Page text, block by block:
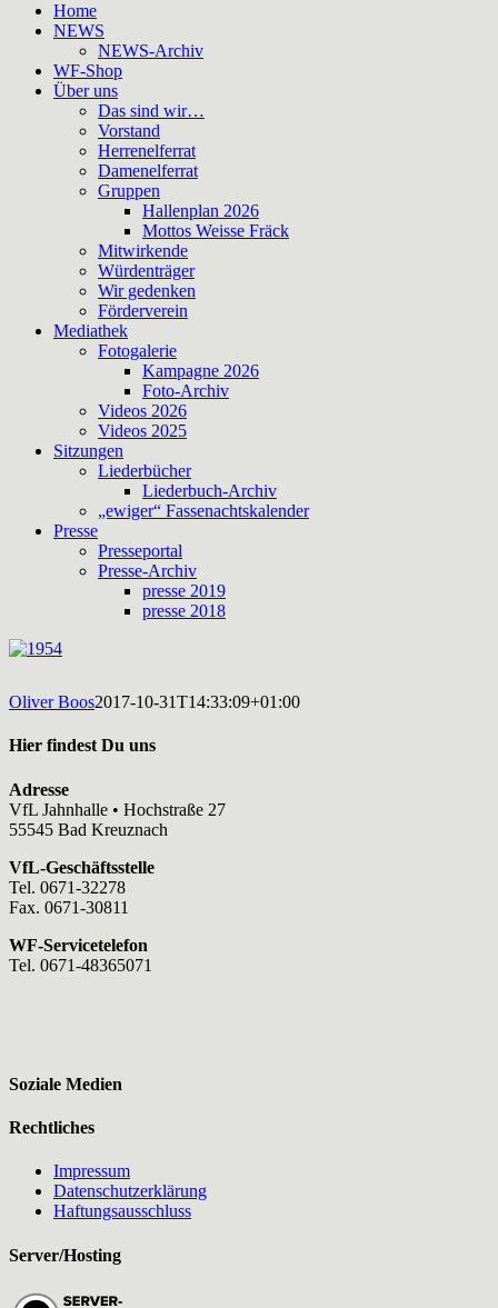
Home
NEWS
NEWS-Archiv
WF-Shop
Über uns
Das sind wir…
Vorstand
Herrenelferrat
Damenelferrat
Gruppen
Hallenplan 2026
Mottos Weisse Fräck
Mitwirkende
Würdenträger
Wir gedenken
Förderverein
Mediathek
Fotogalerie
Kampagne 2026
Foto-Archiv
Videos 2026
Videos 2025
Sitzungen
Liederbücher
Liederbuch-Archiv
„ewiger“ Fassenachtskalender
Presse
Presseportal
Presse-Archiv
presse 2019
presse 2018
Oliver Boos2017-10-31T14:33:09+01:00
Hier findest Du uns
Adresse
VfL Jahnhalle • Hochstraße 27
55545 Bad Kreuznach
VfL-Geschäftsstelle
Tel. 0671-32278
Fax. 0671-30811
WF-Servicetelefon
Tel. 0671-48365071
Soziale Medien
Rechtliches
Impressum
Datenschutzerklärung
Haftungsausschluss
Server/Hosting